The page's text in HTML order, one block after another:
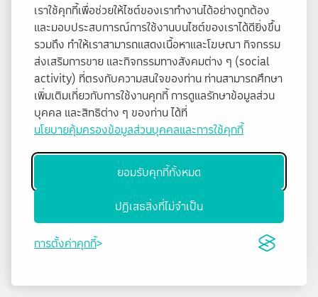
เราใช้คุกกี้เพื่อช่วยให้ไซต์ของเราทำงานได้อย่างถูกต้อง
และมอบประสบการณ์การใช้งานบนไซต์ของเราได้ดียิ่งขึ้น
รวมถึง ทำให้เราสามารถแสดงเนื้อหาและโฆษณา กิจกรรม
ส่งเสริมการขาย และกิจกรรมทางสังคมต่าง ๆ (social
activity) ที่ตรงกับความสนใจของท่าน ท่านสามารถศึกษา
เพิ่มเติมเกี่ยวกับการใช้งานคุกกี้ การดูแลรักษาข้อมูลส่วน
บุคคล และสิทธิต่าง ๆ ของท่าน ได้ที่
นโยบายคุ้มครองข้อมูลส่วนบุคคลและการใช้คุกกี้
ยอมรับคุกกี้ทั้งหมด
ปฏิเสธสิ่งที่ไม่จำเป็น
การตั้งค่าคุกกี้